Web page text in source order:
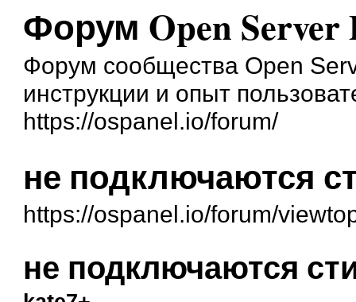
Форум Open Server
Форум сообщества Open
инструкции и опыт
https://ospanel.io/forum/
не подключаются
https://ospanel.io/forum/
не подключаются